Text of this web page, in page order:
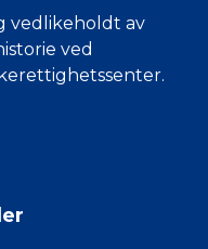
vedlikeholdt av
ved